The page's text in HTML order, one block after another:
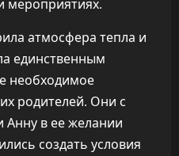
мероприятиях.
атмосфера тепла и
единственным
необходимое
родителей. Они с
Анну в ее желании
создать условия